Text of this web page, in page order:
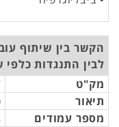
הקשר בין שיתוף
לבין התנגדות כלפי
מק"ט
תיאור
מספר עמודים